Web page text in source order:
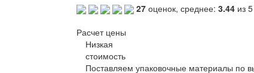
27оценок, среднее: 3.44из 5
Расчет цены
Низкая
стоимость
Поставляем упаковочные материалы по